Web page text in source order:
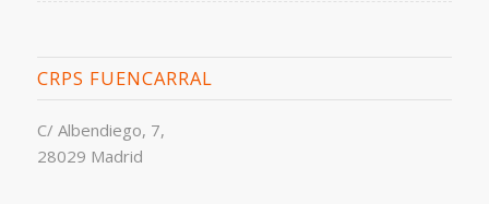
CRPS FUENCARRAL
C/ Albendiego, 7,
28029 Madrid